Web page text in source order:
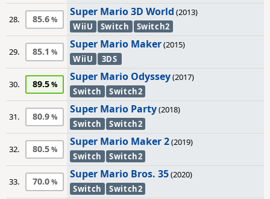
28. 85.6
Super Mario 3D World (2013)
WiiU
Switch Switch2
29. 85.1
Super Mario Maker(2015)
WiiU
3DS
30. 89.5
Super Mario Odyssey(2017)
Switch
Switch2
31. 80.9
Super Mario Party(2018)
Switch
Switch2
32. 80.5
Super Mario Maker 2(2019)
Switch
Switch2
33. 70.0
Super Mario Bros. 35(2020)
Switch
Switch2